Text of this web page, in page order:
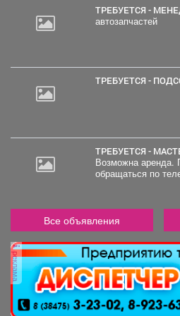
ТРЕБУЕТСЯ -
автозапчастей
ТРЕБУЕТСЯ -
ТРЕБУЕТСЯ -
Возможна аренда.
обращаться по
Все объявления
реклама